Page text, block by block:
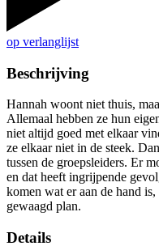
op verlanglijst
Beschrijving
Hannah woont niet thuis,
Allemaal hebben ze hun
niet altijd goed met elkaar
ze elkaar niet in de steek.
tussen de groepsleiders. Er
en dat heeft ingrijpende
komen wat er aan de hand
gewaagd plan.
Details